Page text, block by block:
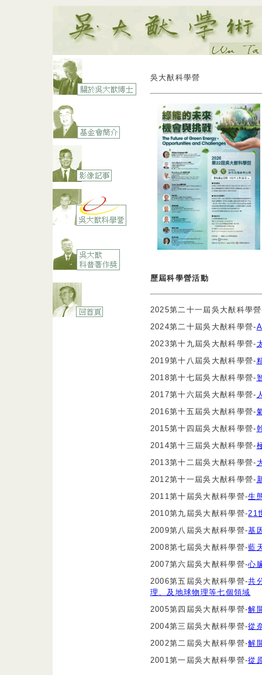
吳大猷科學營
歷屆科學營活動
2025第二十一屆吳大猷科學
2024第二十屆吳大猷科學營-
2023第十九屆吳大猷科學營-
2019第十八屆吳大猷科學營-
2018第十七屆吳大猷科學營-
2017第十六屆吳大猷科學營-
2016第十五屆吳大猷科學營-
2015第十四屆吳大猷科學營-
2014第十三屆吳大猷科學營-
2013第十二屆吳大猷科學營-
2012第十一屆吳大猷科學營-
2011第十屆吳大猷科學營-生
2010第九屆吳大猷科學營-21
2009第八屆吳大猷科學營-基
2008第七屆吳大猷科學營-藍
2007第六屆吳大猷科學營-心
2006第五屆吳大猷科學營-共
理、及地球物理等七個領域
2005第四屆吳大猷科學營-解
2004第三屆吳大猷科學營-從
2002第二屆吳大猷科學營-解
2001第一屆吳大猷科學營-從